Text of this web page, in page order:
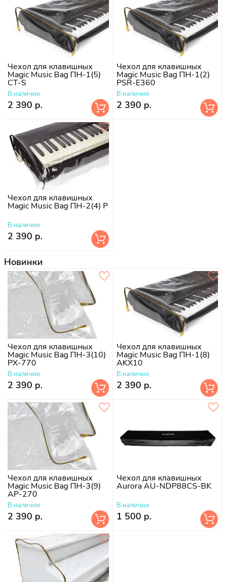
Чехол для клавишных
Magic Music Bag ПН-1(5)
CT-S
В наличии
2 390 р.
Чехол для клавишных
Magic Music Bag ПН-1(2)
PSR-E360
В наличии
2 390 р.
Чехол для клавишных
Magic Music Bag ПН-2(4) P
В наличии
2 390 р.
Новинки
Чехол для клавишных
Magic Music Bag ПН-3(10)
PX-770
В наличии
2 390 р.
Чехол для клавишных
Magic Music Bag ПН-1(8)
AKX10
В наличии
2 390 р.
Чехол для клавишных
Magic Music Bag ПН-3(9)
AP-270
В наличии
2 390 р.
Чехол для клавишных
Aurora AU-NDP88CS-BK
В наличии
1 500 р.